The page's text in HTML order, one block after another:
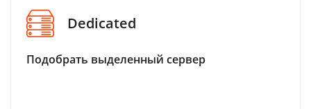
Dedicated
Подобрать выделенный сервер